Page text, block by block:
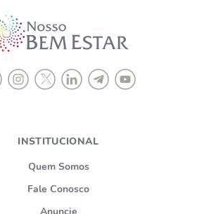
INSTITUCIONAL
Quem Somos
Fale Conosco